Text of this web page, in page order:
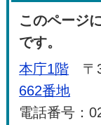
このページ
です。
本庁1階 〒
662番地
電話番号：